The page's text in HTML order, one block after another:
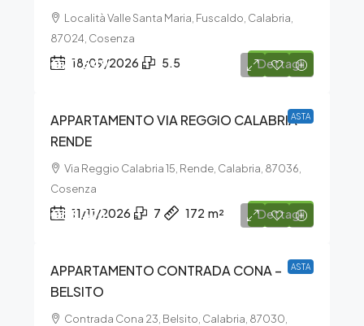
Località Valle Santa Maria, Fuscaldo, Calabria,
87024, Cosenza
18/09/2026 5.5 Dettagli
ASTA
€70.549
APPARTAMENTO VIA REGGIO CALABRIA –
RENDE
Via Reggio Calabria 15, Rende, Calabria, 87036,
Cosenza
11/11/2026 7 172 m² Dettagli
ASTA
€56.376
APPARTAMENTO CONTRADA CONA –
BELSITO
Contrada Cona 23, Belsito, Calabria, 87030,